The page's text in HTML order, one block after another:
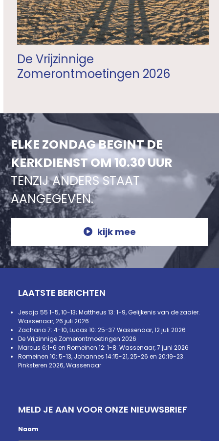
De Vrijzinnige
Zomerontmoetingen 2026
ELKE ZONDAG BEGINT DE
KERKDIENST OM 10.30 UUR
TENZIJ ANDERS STAAT
AANGEGEVEN.
kijk mee
LAATSTE BERICHTEN
Jesaja 55 1-5, 10-13; Mattheus 13: 1-9, Gelijkenis van de zaaier.
Wassenaar, 26 juli 2026
Zacharia 7: 4-10, Lucas 10: 25-37 Wassenaar, 12 juli 2026
De Vrijzinnige Zomerontmoetingen 2026
Marcus 6:1-6 en Romeinen 12: 1-8. Wassenaar, 7 juni 2026
Romeinen 10: 5-13, Johannes 14:15-21, 25-26 en 20:19-23.
Pinksteren 2026, Wassenaar
MELD JE AAN VOOR ONZE NIEUWSBRIEF
Naam